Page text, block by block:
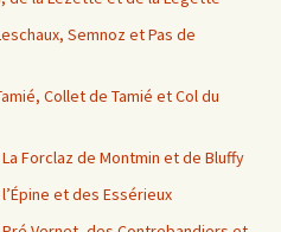
Semnoz et Pas de
Collet de Tamié et Col du
Forclaz de Montmin et de Bluffy
et des Essérieux